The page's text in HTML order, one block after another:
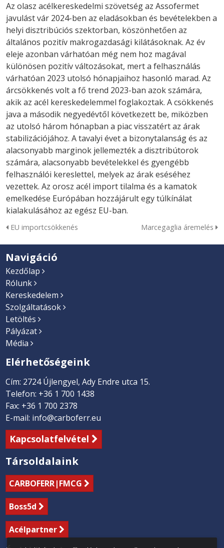
Az olasz acélkereskedelmi szövetség az Assofermet
javulást vár 2024-ben az eladásokban és bevételekben a
helyi disztribúciós szektorban, köszönhetően az
általános pozitív makrogazdasági kilátásoknak. Az év
eleje azonban várhatóan még nem hoz magával
különösen pozitív változásokat, mert a felhasználás
várhatóan 2023 utolsó hónapjaihoz hasonló marad. Az
árcsökkenés volt a fő trend 2023-ban azok számára,
akik az acél kereskedelemmel foglakoztak. A csökkenés
java a második negyedévtől következett be, miközben
az utolsó három hónapban a piac visszatért az árak
stabilizációjához. A tavalyi évet a bizonytalanság és az
alacsonyabb marginok jellemezték a disztribútorok
számára, alacsonyabb bevételekkel és gyengébb
felhasználói kereslettel, melyek az árak eséséhez
vezettek. Az orosz acél import tilalma és a kamatok
emelkedése Európában hozzájárult egy túlkínálat
kialakulásához az egész EU-ban.
EU importcsökkenés Marcegaglia áremelés
Navigáció
Kezdőlap
Rólunk
Kereskedelem
Szolgáltatások
Letöltés
Pályázat
Média
Elérhetőségeink
Cím: 2724 Újlengyel, Ady Endre utca 15.
Telefon: +36 1 700 1438
Fax: +36 1 700 2378
E-mail: info@carboferr.eu
Kapcsolatfelvétel
Társoldalaink
CARBOFERR|FMCG
Boss5d
Acélpartner